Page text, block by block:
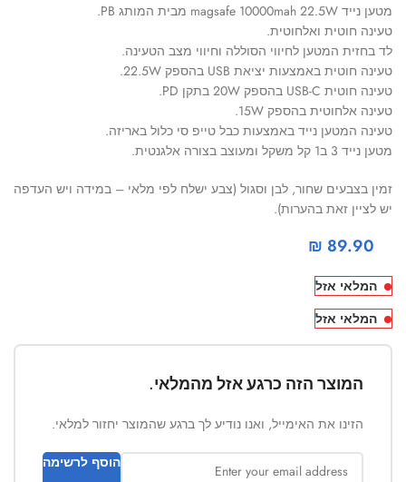
מטען נייד magsafe 10000mah 22.5W מבית המותג PB.
טעינה חוטית ואלחוטית.
לד בחזית המטען לחיווי הסוללה וחיווי מצב הטעינה.
טעינה חוטית באמצעות יציאת USB בהספק 22.5W.
טעינה חוטית USB-C בהספק 20W בתקן PD.
טעינה אלחוטית בהספק 15W.
טעינה המטען נייד באמצעות כבל טייפ סי כלול באריזה.
מטען נייד 3 ב1 קל משקל ומעוצב בצורה אלגנטית.
זמין בצבעים שחור, לבן וסגול (צבע ישלח לפי מלאי – במידה ויש העדפה
יש לציין זאת בהערות).
₪ 89.90
המלאי אזל
המלאי אזל
המוצר הזה כרגע אזל מהמלאי.
הזינו את האימייל, ואנו נודיע לך ברגע שהמוצר יחזור למלאי.
הוסף לרשימה